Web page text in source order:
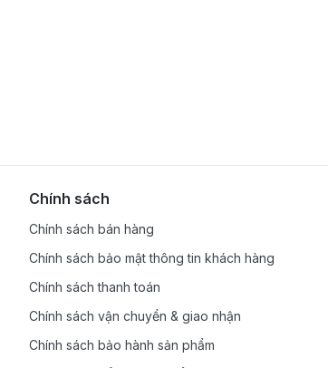
Chính sách
Chính sách bán hàng
Chính sách bảo mật thông tin khách hàng
Chính sách thanh toán
Chính sách vận chuyển & giao nhận
Chính sách bảo hành sản phẩm